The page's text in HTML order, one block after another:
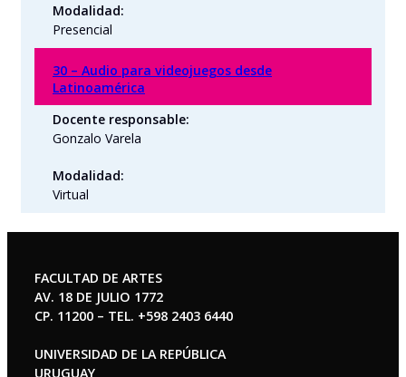
Modalidad:
Presencial
30 – Audio para videojuegos desde
Latinoamérica
Docente responsable:
Gonzalo Varela
Modalidad:
Virtual
FACULTAD DE ARTES
AV. 18 DE JULIO 1772
CP. 11200 – TEL. +598 2403 6440
UNIVERSIDAD DE LA REPÚBLICA
URUGUAY